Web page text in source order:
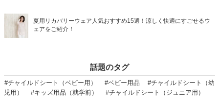
夏用リカバリーウェア人気おすすめ15選！涼しく快適にすごせるウ
ェアをご紹介！
話題のタグ
#チャイルドシート（ベビー用） #ベビー用品
#チャイルドシート（幼
児用）
#キッズ用品（就学前）
#チャイルドシート（ジュニア用）